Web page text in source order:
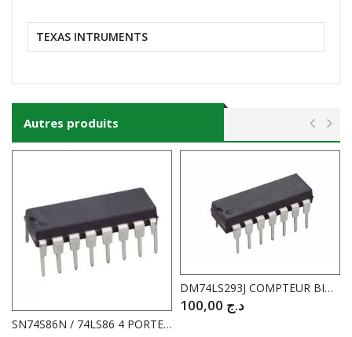
TEXAS INTRUMENTS
Autres produits
SN74S86N / 74LS86 4 PORTES OU EXCL
DM74LS293J COMPTEUR BINAIRE 4 BIT
د.ج